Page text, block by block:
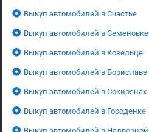
Выкуп автомобилей в Счастье
Выкуп автомобилей в Семеновке
Выкуп автомобилей в Козельце
Выкуп автомобилей в Бориславе
Выкуп автомобилей в Сокирянах
Выкуп автомобилей в Городенке
Выкуп автомобилей в Надворной